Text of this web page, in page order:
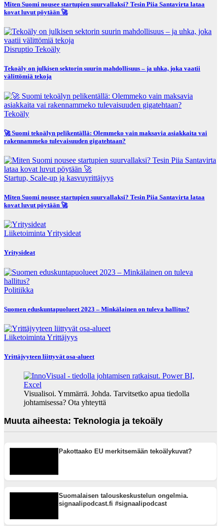
Miten Suomi nousee startupien suurvallaksi? Tesin Piia Santavirta lataa
kovat luvut pöytään 🚀
Disruptio Tekoäly
Tekoäly on julkisen sektorin suurin mahdollisuus – ja uhka, joka vaatii
välittömiä tekoja
Tekoäly
🚀 Suomi tekoälyn pelikentällä: Olemmeko vain maksavia asiakkaita vai
rakennammeko tulevaisuuden gigatehtaan?
Startup, Scale-up ja kasvuyrittäjyys
Miten Suomi nousee startupien suurvallaksi? Tesin Piia Santavirta lataa
kovat luvut pöytään 🚀
Liiketoiminta Yritysideat
Yritysideat
Politiikka
Suomen eduskuntapuolueet 2023 – Minkälainen on tuleva hallitus?
Liiketoiminta Yrittäjyys
Yrittäjyyteen liittyvät osa-alueet
Visualisoi. Ymmärrä. Johda. Tarvitsetko apua tiedolla
johtamisessa? Ota yhteyttä
Muuta aiheesta: Teknologia ja tekoäly
Pakottaako EU merkitsemään tekoälykuvat?
Suomalaisen talouskeskustelun ongelmia.
signaalipodcast.fi #signaalipodcast